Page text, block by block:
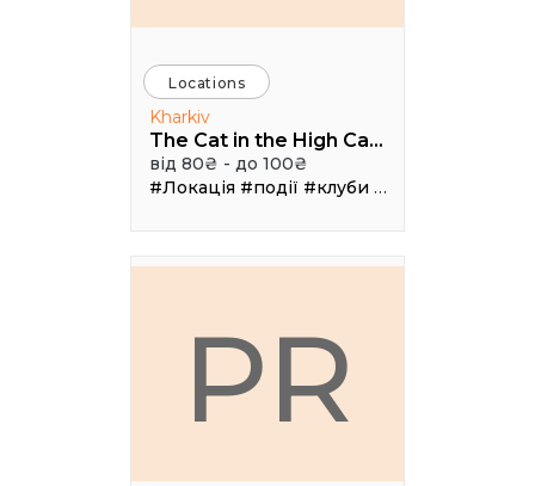
Locations
Kharkiv
The Cat in the High Castle
від 80₴ - до 100₴
#Локація #події #клуби #Зал
PR